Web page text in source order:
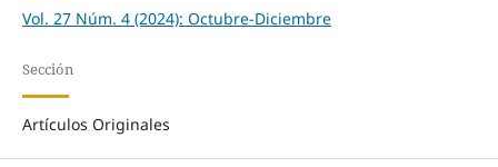
Vol. 27 Núm. 4 (2024): Octubre-Diciembre
Sección
Artículos Originales